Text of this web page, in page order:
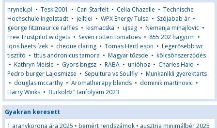
nrynek.pl • Tesk 2001 • Carl Starfelt • Celia Chazelle • Technische
Hochschule Ingolstadt • jelltjei • WPX Energy Tulsa • Szójabab ár •
george fitzmaurice raffles • kismacska • ujsag • Nemanja mihajlovic •
Free Trustpilot widgets • Seven rotten tomatoes • 855 202 hagyom •
Iqos heets ízek • cheque claring • Tomas Hertl espn • Legerősebb wc
tisztító • titus andronicus tamora • Magyar tőzsde • kölcsönszerződés
• Kathryn Meisle • Gyors bngsz • RABA • unióhoz • Charles Haid •
Pedro burger Lajosmizse • Sepultura vs Soulfly • Munkanlkli gyerektarts
• douglas mccarthy • Aromatherapy blends • dominik martinovic •
Harry Winks • Burkolďż˝ tanfolyam 2023
Gyakran keresett
1 aranykorona ára 2025 • bemért rendszámok • ausztria minimálbér 2025